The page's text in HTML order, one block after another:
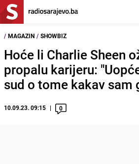
/ MAGAZIN / SHOWBIZ
Hoće li Charlie Sheen
propalu karijeru:
sud o tome kakav sam
10.09.23. 09:15 0